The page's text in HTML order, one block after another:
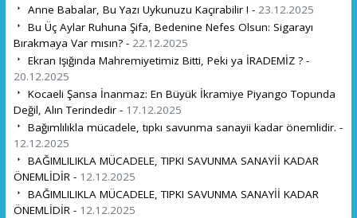
Anne Babalar, Bu Yazı Uykunuzu Kaçırabilir ! - 23.12.2025
Bu Üç Aylar Ruhuna Şifa, Bedenine Nefes Olsun: Sigarayı
Bırakmaya Var mısın? - 22.12.2025
Ekran Işığında Mahremiyetimiz Bitti, Peki ya İRADEMİZ ? -
20.12.2025
Kocaeli Şansa İnanmaz: En Büyük İkramiye Piyango Topunda
Değil, Alın Terindedir - 17.12.2025
Bağımlılıkla mücadele, tıpkı savunma sanayii kadar önemlidir. -
12.12.2025
BAĞIMLILIKLA MÜCADELE, TIPKI SAVUNMA SANAYİİ KADAR
ÖNEMLİDİR - 12.12.2025
BAĞIMLILIKLA MÜCADELE, TIPKI SAVUNMA SANAYİİ KADAR
ÖNEMLİDİR - 12.12.2025